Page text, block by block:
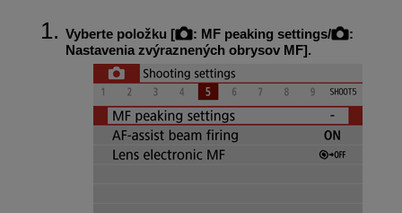
Vyberte položku [ : MF peaking settings/
:
Nastavenia zvýraznených obrysov MF].